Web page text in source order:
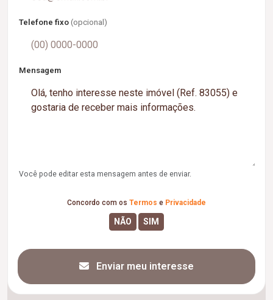
Telefone fixo (opcional)
Mensagem
Você pode editar esta mensagem antes de enviar.
Concordo com os Termos e Privacidade
Enviar meu interesse